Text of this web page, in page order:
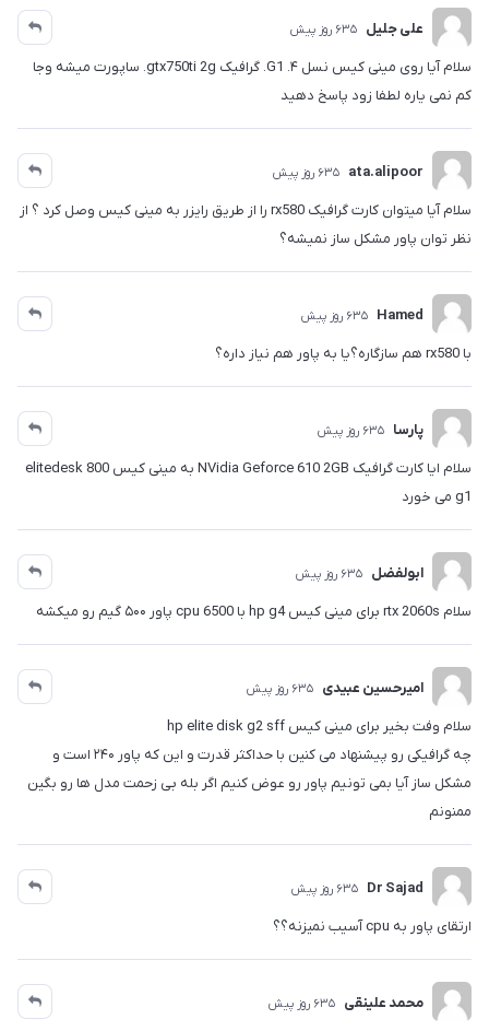
علی جلیل 635 روز پیش
سلام آیا روی مینی کیس نسل ۴. G1. گرافیک gtx750ti 2g. ساپورت میشه وجا
کم نمی یاره لطفا زود پاسخ دهید
ata.alipoor 635 روز پیش
سلام آیا میتوان کارت گرافیک rx580 را از طریق رایزر به مینی کیس وصل کرد ؟ از
نظر توان پاور مشکل ساز نمیشه؟
Hamed 635 روز پیش
با rx580 هم سازگاره؟یا به پاور هم نیاز داره؟
پارسا 635 روز پیش
سلام ایا کارت گرافیک NVidia Geforce 610 2GB به مینی کیس elitedesk 800
g1 می خورد
ابولفضل 635 روز پیش
سلام rtx 2060s برای مینی کیس hp g4 با cpu 6500 پاور ۵۰۰ گیم رو میکشه
امیرحسین عبیدی 635 روز پیش
سلام وفت بخیر برای مینی کیس hp elite disk g2 sff
چه گرافیکی رو پیشنهاد می کنین با حداکثر قدرت و این که پاور ۲۴۰ است و
مشکل ساز آیا بمی تونیم پاور رو عوض کنیم اگر بله بی زحمت مدل ها رو بگین
ممنونم
Dr Sajad 635 روز پیش
ارتقای پاور به cpu آسیب نمیزنه؟؟
محمد علینقی 635 روز پیش